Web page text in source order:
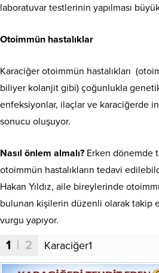
laboratuvar testlerinin yapılması
Otoimmün hastalıklar
Karaciğer otoimmün hastalıkları
biliyer kolanjit gibi) çoğunlukla
enfeksiyonlar, ilaçlar ve karaciğerde
sonucu oluşuyor.
Nasıl önlem almalı? Erken dönemde
otoimmün hastalıkların tedavi
Hakan Yıldız, aile bireylerinde
bulunan kişilerin düzenli olarak takip
vurgu yapıyor.
1 | 2 Karaciğer1